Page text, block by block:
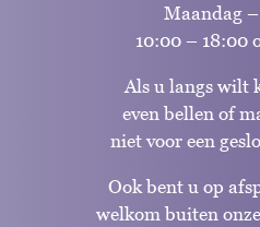
Maandag
10:00 – 18:00
Als u langs wilt
even bellen of
niet voor een
Ook bent u op
welkom buiten